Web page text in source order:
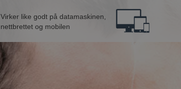
Virker like godt på datamaskinen,
nettbrettet og mobilen